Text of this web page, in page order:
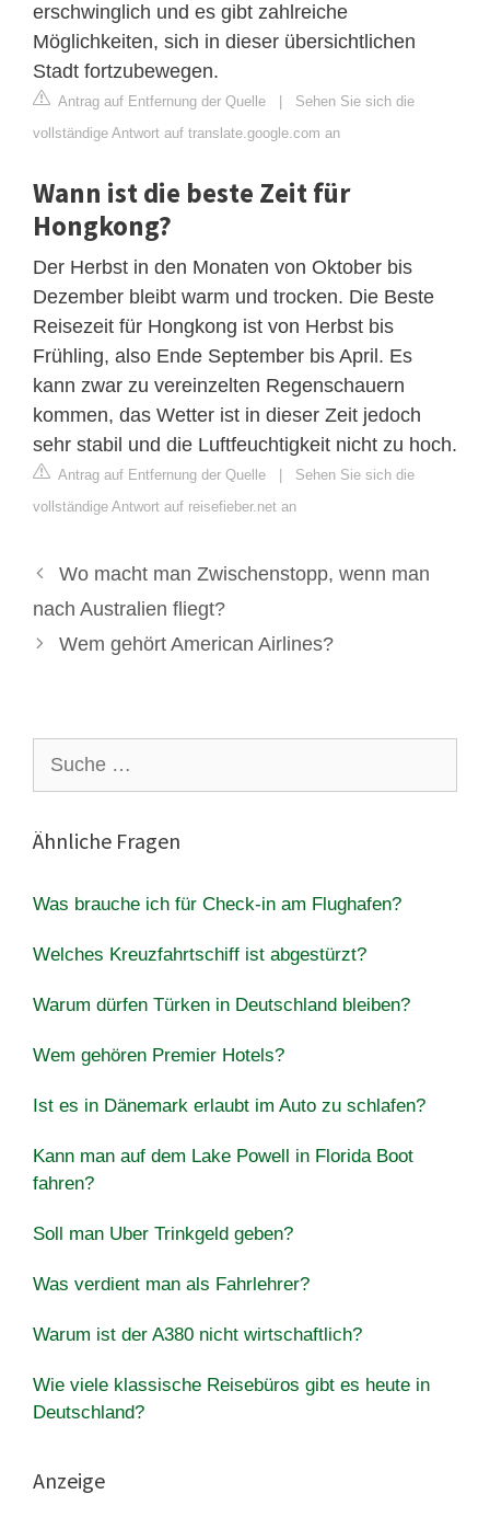
erschwinglich und es gibt zahlreiche
Möglichkeiten, sich in dieser übersichtlichen
Stadt fortzubewegen.
Antrag auf Entfernung der Quelle
Sehen Sie sich die
vollständige Antwort auf translate.google.com an
Wann ist die beste Zeit für
Hongkong?
Der Herbst in den Monaten von Oktober bis
Dezember bleibt warm und trocken. Die Beste
Reisezeit für Hongkong ist von Herbst bis
Frühling, also Ende September bis April. Es
kann zwar zu vereinzelten Regenschauern
kommen, das Wetter ist in dieser Zeit jedoch
sehr stabil und die Luftfeuchtigkeit nicht zu hoch.
Antrag auf Entfernung der Quelle
Sehen Sie sich die
vollständige Antwort auf reisefieber.net an
Wo macht man Zwischenstopp, wenn man
nach Australien fliegt?
Wem gehört American Airlines?
Ähnliche Fragen
Was brauche ich für Check-in am Flughafen?
Welches Kreuzfahrtschiff ist abgestürzt?
Warum dürfen Türken in Deutschland bleiben?
Wem gehören Premier Hotels?
Ist es in Dänemark erlaubt im Auto zu schlafen?
Kann man auf dem Lake Powell in Florida Boot
fahren?
Soll man Uber Trinkgeld geben?
Was verdient man als Fahrlehrer?
Warum ist der A380 nicht wirtschaftlich?
Wie viele klassische Reisebüros gibt es heute in
Deutschland?
Anzeige